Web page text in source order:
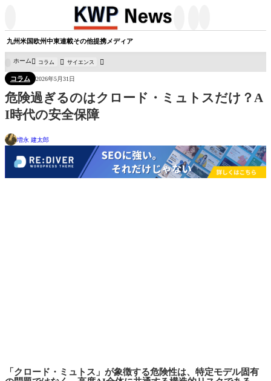
九州米国欧州中東連載その他提携メディア
ホーム コラム サイエンス
コラム 2026年5月31日
危険過ぎるのはクロード・ミュトスだけ？A
I時代の安全保障
増永 建太郎
「クロード・ミュトス」が象徴する危険性は、特定モデル固有